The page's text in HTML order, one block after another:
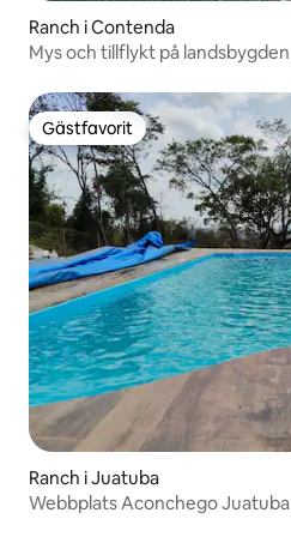
Ranch i Contenda
Mys och tillflykt på landsbygden
Gästfavorit
Gästfavorit
Ranch i Juatuba
Webbplats Aconchego Juatuba